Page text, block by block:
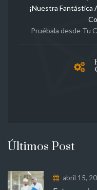
¡Nuestra Fantástica
Pruébala desde Tu
Últimos Post
abril 15,